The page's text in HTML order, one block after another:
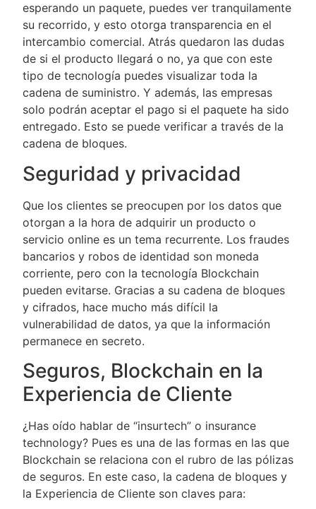
esperando un paquete, puedes ver tranquilamente
su recorrido, y esto otorga transparencia en el
intercambio comercial. Atrás quedaron las dudas
de si el producto llegará o no, ya que con este
tipo de tecnología puedes visualizar toda la
cadena de suministro. Y además, las empresas
solo podrán aceptar el pago si el paquete ha sido
entregado. Esto se puede verificar a través de la
cadena de bloques.
Seguridad y privacidad
Que los clientes se preocupen por los datos que
otorgan a la hora de adquirir un producto o
servicio online es un tema recurrente. Los fraudes
bancarios y robos de identidad son moneda
corriente, pero con la tecnología Blockchain
pueden evitarse. Gracias a su cadena de bloques
y cifrados, hace mucho más difícil la
vulnerabilidad de datos, ya que la información
permanece en secreto.
Seguros, Blockchain en la
Experiencia de Cliente
¿Has oído hablar de “insurtech” o insurance
technology? Pues es una de las formas en las que
Blockchain se relaciona con el rubro de las pólizas
de seguros. En este caso, la cadena de bloques y
la Experiencia de Cliente son claves para: